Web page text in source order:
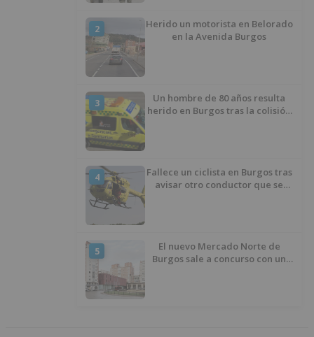
2
Herido un motorista en Belorado
en la Avenida Burgos
3
Un hombre de 80 años resulta
herido en Burgos tras la colisión
4
Fallece un ciclista en Burgos tras
avisar otro conductor que se
5
El nuevo Mercado Norte de
Burgos sale a concurso con un